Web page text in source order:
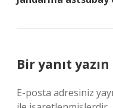
Bir yanıt yazın
E-posta adresiniz